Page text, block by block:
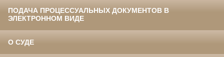
ПОДАЧА ПРОЦЕССУАЛЬНЫХ ДОКУМЕНТОВ В
ЭЛЕКТРОННОМ ВИДЕ
О СУДЕ